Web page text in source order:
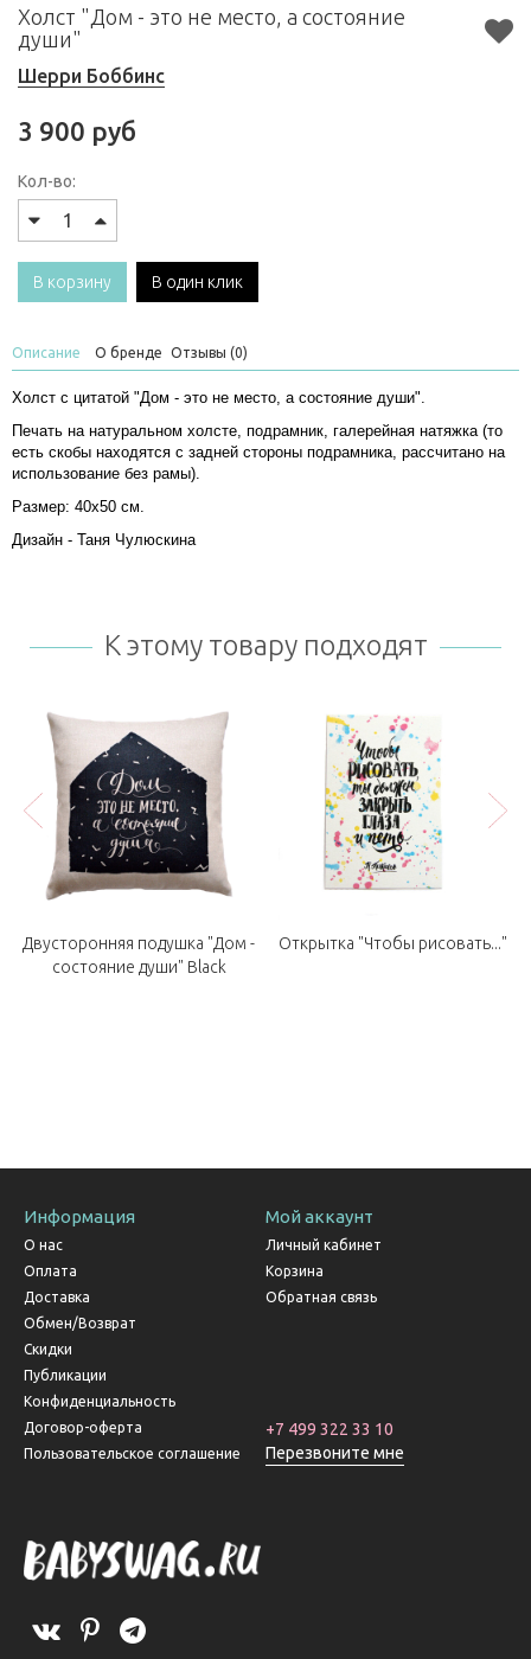
Холст "Дом - это не место, а состояние
души"
Шерри Боббинс
3 900 руб
Кол-во:
В корзину В один клик
Описание О бренде Отзывы (0)
Холст с цитатой "Дом - это не место, а состояние души".
Печать на натуральном холсте, подрамник, галерейная натяжка (то
есть скобы находятся с задней стороны подрамника, рассчитано на
использование без рамы).
Размер: 40х50 см.
Дизайн - Таня Чулюскина
К этому товару подходят
Двусторонняя подушка "Дом -
состояние души" Black
Открытка "Чтобы рисовать..."
Информация
О нас
Оплата
Доставка
Обмен/Возврат
Скидки
Публикации
Конфиденциальность
Договор-оферта
Пользовательское соглашение
Мой аккаунт
Личный кабинет
Корзина
Обратная связь
+7 499 322 33 10
Перезвоните мне